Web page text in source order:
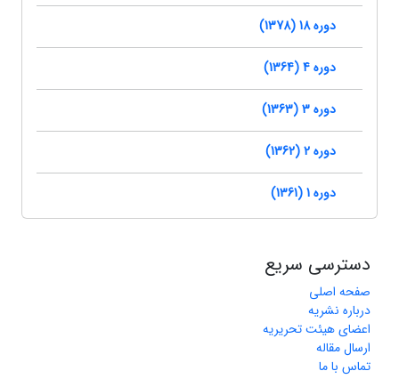
دوره 18 (1378)
دوره 4 (1364)
دوره 3 (1363)
دوره 2 (1362)
دوره 1 (1361)
دسترسی سریع
صفحه اصلی
درباره نشریه
اعضای هیئت تحریریه
ارسال مقاله
تماس با ما